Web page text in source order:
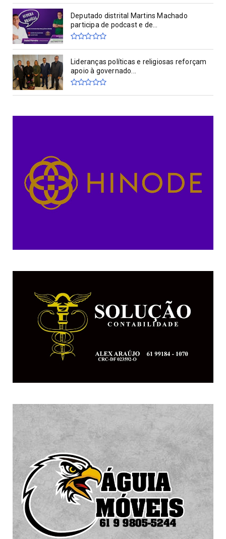
Deputado distrital Martins Machado
participa de podcast e de...
Lideranças políticas e religiosas reforçam
apoio à governado...